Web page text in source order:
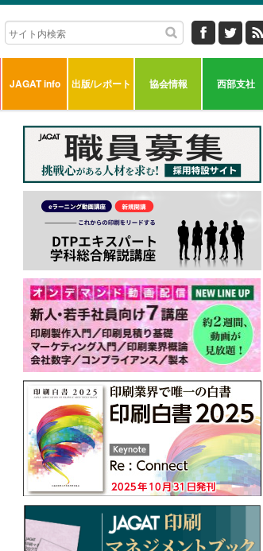
JAGAT info 出版/レポート 協会情報 西部支社